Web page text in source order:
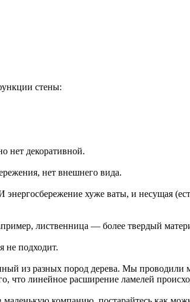
стены:
нет декоративной.
нет внешнего вида.
хуже ваты, и несущая
лиственница — более твердый
не подходит.
из разных пород дерева. Мы
что линейное расширение ламелей